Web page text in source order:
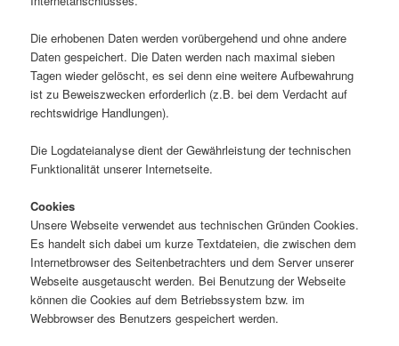
Die erhobenen Daten werden vorübergehend und ohne andere
Daten gespeichert. Die Daten werden nach maximal sieben
Tagen wieder gelöscht, es sei denn eine weitere Aufbewahrung
ist zu Beweiszwecken erforderlich (z.B. bei dem Verdacht auf
rechtswidrige Handlungen).
Die Logdateianalyse dient der Gewährleistung der technischen
Funktionalität unserer Internetseite.
Cookies
Unsere Webseite verwendet aus technischen Gründen Cookies.
Es handelt sich dabei um kurze Textdateien, die zwischen dem
Internetbrowser des Seitenbetrachters und dem Server unserer
Webseite ausgetauscht werden. Bei Benutzung der Webseite
können die Cookies auf dem Betriebssystem bzw. im
Webbrowser des Benutzers gespeichert werden.